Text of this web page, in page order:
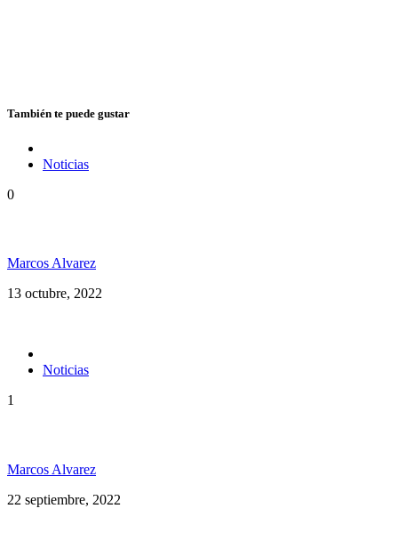
También te puede gustar
Noticias
0
Marcos Alvarez
13 octubre, 2022
Noticias
1
Marcos Alvarez
22 septiembre, 2022